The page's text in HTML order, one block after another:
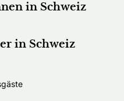
in Schweiz
in Schweiz